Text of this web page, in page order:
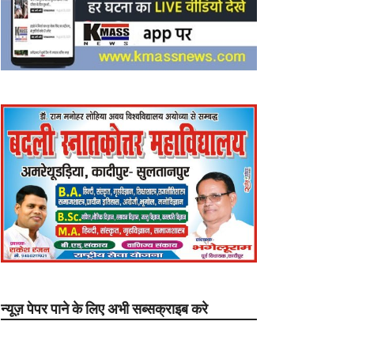
न्यूज़ पेपर पाने के लिए अभी सब्सक्राइब करे